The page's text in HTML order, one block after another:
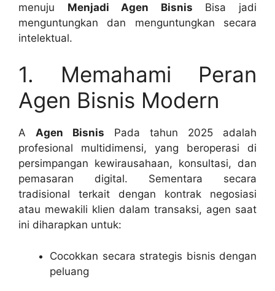
menuju Menjadi Agen Bisnis Bisa jadi
menguntungkan dan menguntungkan secara
intelektual.
1. Memahami Peran
Agen Bisnis Modern
A Agen Bisnis Pada tahun 2025 adalah
profesional multidimensi, yang beroperasi di
persimpangan kewirausahaan, konsultasi, dan
pemasaran digital. Sementara secara
tradisional terkait dengan kontrak negosiasi
atau mewakili klien dalam transaksi, agen saat
ini diharapkan untuk:
Cocokkan secara strategis bisnis dengan
peluang